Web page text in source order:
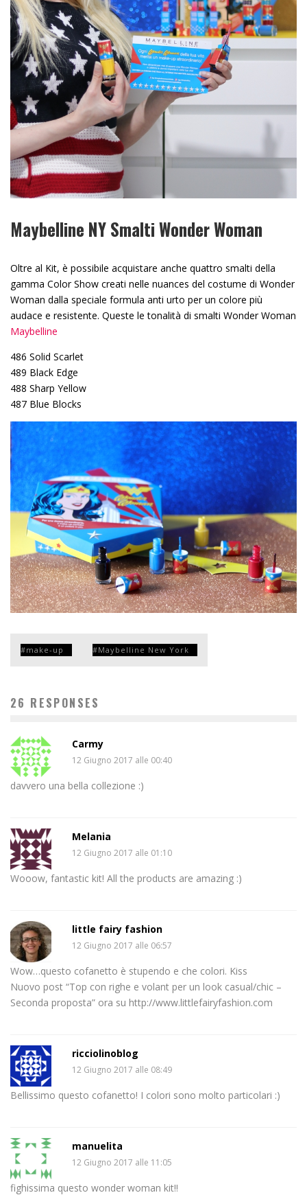
Maybelline NY Smalti Wonder Woman
Oltre al Kit, è possibile acquistare anche quattro smalti della
gamma Color Show creati nelle nuances del costume di Wonder
Woman dalla speciale formula anti urto per un colore più
audace e resistente. Queste le tonalità di smalti Wonder Woman
Maybelline
486 Solid Scarlet
489 Black Edge
488 Sharp Yellow
487 Blue Blocks
make-up Maybelline New York
26 RESPONSES
Carmy
12 Giugno 2017 alle 00:40
davvero una bella collezione :)
Melania
12 Giugno 2017 alle 01:10
Wooow, fantastic kit! All the products are amazing :)
little fairy fashion
12 Giugno 2017 alle 06:57
Wow…questo cofanetto è stupendo e che colori. Kiss
Nuovo post “Top con righe e volant per un look casual/chic –
Seconda proposta” ora su http://www.littlefairyfashion.com
ricciolinoblog
12 Giugno 2017 alle 08:49
Bellissimo questo cofanetto! I colori sono molto particolari :)
manuelita
12 Giugno 2017 alle 11:05
fighissima questo wonder woman kit!!